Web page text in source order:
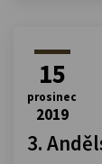
15
prosinec
2019
3.